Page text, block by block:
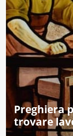
Preghiera
trovare